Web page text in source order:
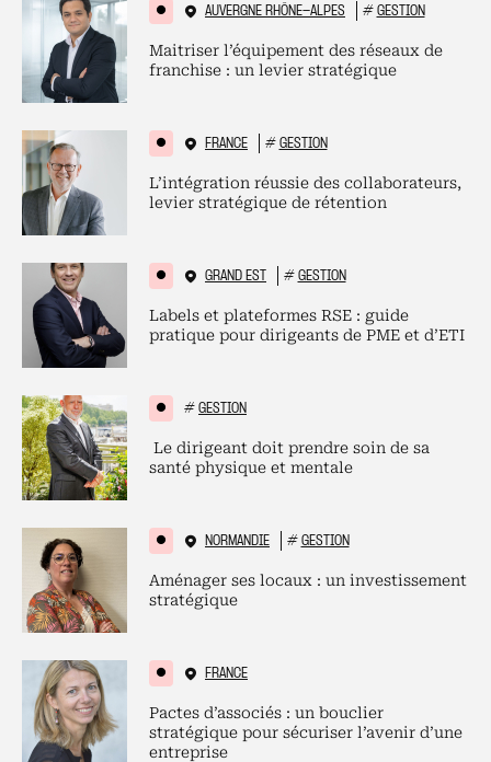
AUVERGNE RHÔNE-ALPES # GESTION
Maitriser l’équipement des réseaux de
franchise : un levier stratégique
FRANCE # GESTION
L’intégration réussie des collaborateurs,
levier stratégique de rétention
GRAND EST # GESTION
Labels et plateformes RSE : guide
pratique pour dirigeants de PME et d’ETI
# GESTION
Le dirigeant doit prendre soin de sa
santé physique et mentale
NORMANDIE # GESTION
Aménager ses locaux : un investissement
stratégique
FRANCE
Pactes d’associés : un bouclier
stratégique pour sécuriser l’avenir d’une
entreprise